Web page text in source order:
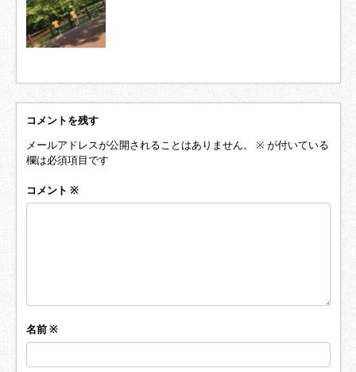
コメントを残す
メールアドレスが公開されることはありません。
※が付いている
欄は必須項目です
コメント ※
名前※